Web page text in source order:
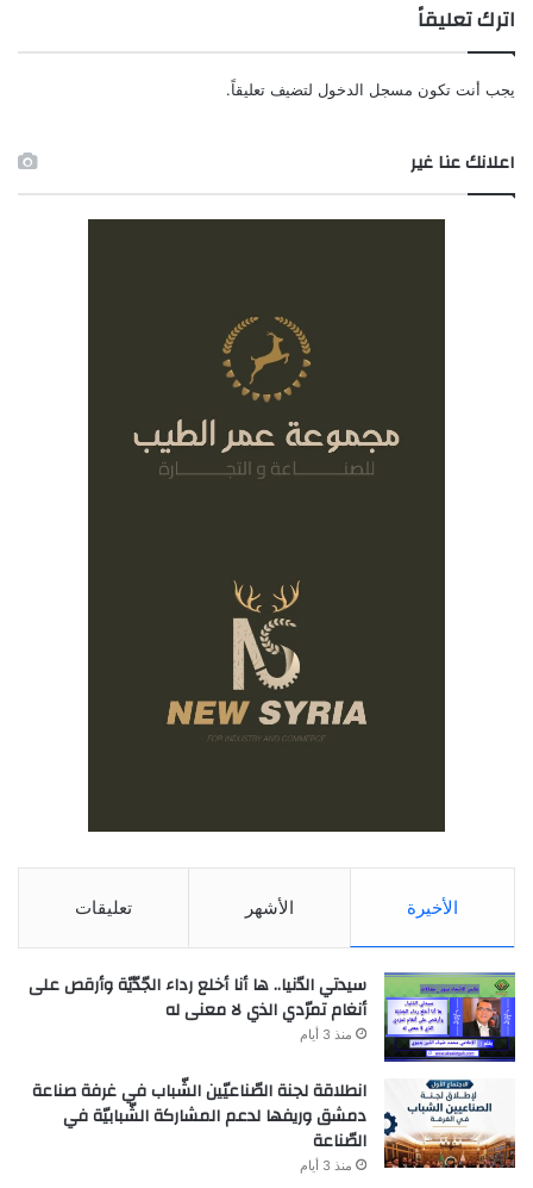
اترك تعليقاً
يجب أنت تكون مسجل الدخول لتضيف تعليقاً.
اعلانك عنا غير
الأخيرة الأشهر تعليقات
سيدتي الدّنيا.. ها أنا أخلع رداء الجّدّيّة وأرقص على
أنغام تمرّدي الذي لا معنى له
منذ 3 أيام
انطلاقة لجنة الصّناعيّين الشّباب في غرفة صناعة
دمشق وريفها لدعم المشاركة الشّبابيّة في
الصّناعة
منذ 3 أيام